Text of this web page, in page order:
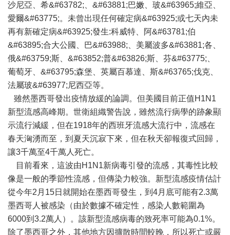
沙尼亞、希&#63782;、&#63881;巴嫩、玻&#63965;維亞、
愛爾&#63775;。未曾出現任何確定病&#63925;或七天內未
再有新確定病&#63925;發生:科威特、阿&#63781;伯
&#63895;合大公國、巴&#63988;、美屬波多&#63881;各、
俄&#63759;斯、&#63852;普&#63826;斯、芬&#63775;、
葡萄牙、&#63795;森堡、英屬百慕達、斯&#63765;伐克、
法屬玻&#63977;尼西亞等。
雖然墨西哥發出疫情放緩的論調。但美國目前正值H1N1
新型流感高峰期。世衛組織警告說，雖然流行病學的跡象顯
示流行減緩，但在1918年的西班牙流感大流行中，流感在
春天洶湧而至，到夏天沉寂下來，但在秋天卻報復式回歸，
讓3千萬至4千萬人死亡。
目前看來，這波由H1N1新病毒引發的流感，其毒性比較
像是一般的季節性流感，但傳染力較強。新型流感疫情估計
從今年2月15日就開始在墨西哥發生，到4月底可能有2.3萬
墨西哥人被感染（由於數據不確定性，感染人數範圍為
6000到3.2萬人）。該新型流感病毒的致死率可能為0.1%。
除了墨西哥之外，其他地方因擴散時間較晚，所以死亡或嚴